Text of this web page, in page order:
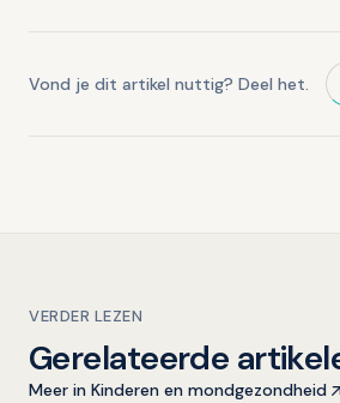
Vond je dit artikel nuttig? Deel het.
VERDER LEZEN
Gerelateerde
Meer in Kinderen en mondgezondheid